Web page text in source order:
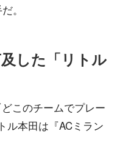
。
した「リトル
このチームでプレー
ル本田は『ACミラン